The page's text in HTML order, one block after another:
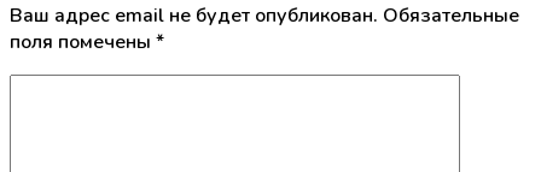
Ваш адрес email не будет опубликован. Обязательные
поля помечены *